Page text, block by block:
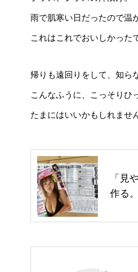
雨で肌寒い日だったので温
これはこれでおいしかった
帰りも遠回りをして、知ら
こんなふうに、こっそりひ
たまにはいいかもしれませ
「見
作る